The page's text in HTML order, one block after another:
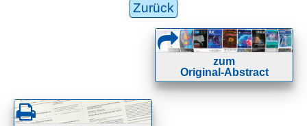
Zurück
zum
Original-Abstract